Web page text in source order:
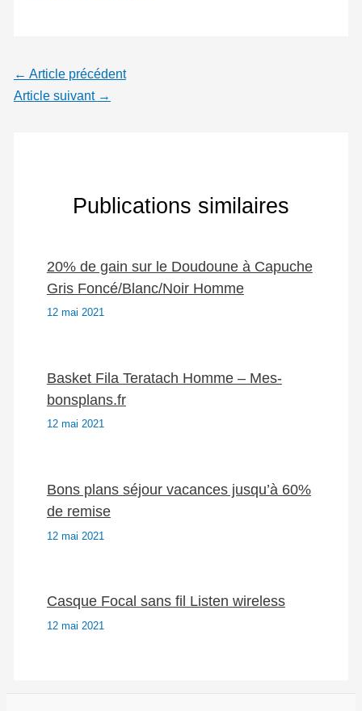
← Article précédent
Article suivant →
Publications similaires
20% de gain sur le Doudoune à Capuche
Gris Foncé/Blanc/Noir Homme
12 mai 2021
Basket Fila Teratach Homme – Mes-
bonsplans.fr
12 mai 2021
Bons plans séjour vacances jusqu’à 60%
de remise
12 mai 2021
Casque Focal sans fil Listen wireless
12 mai 2021